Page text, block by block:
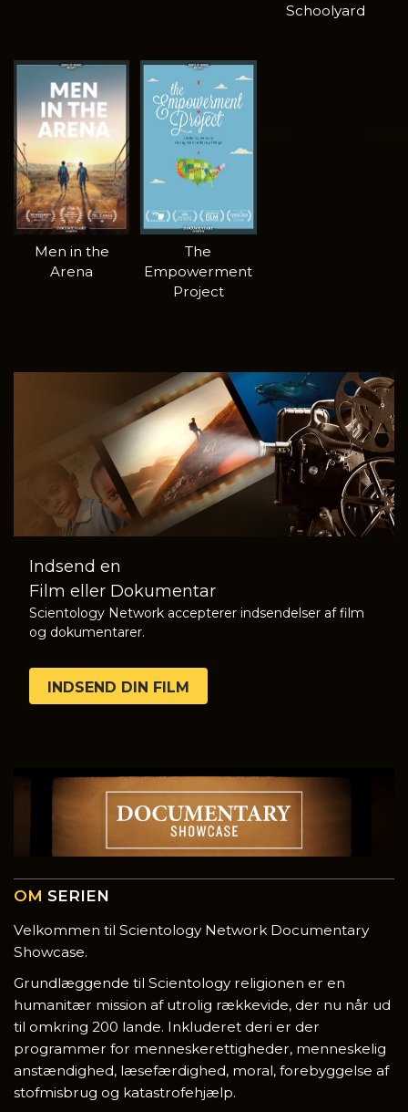
Schoolyard
Men in the
Arena
The
Empowerment
Project
Indsend en
Film eller Dokumentar
Scientology Network accepterer indsendelser af film
og dokumentarer.
INDSEND DIN FILM
OM SERIEN
Velkommen til Scientology Network Documentary
Showcase.
Grundlæggende til Scientology religionen er en
humanitær mission af utrolig rækkevide, der nu når ud
til omkring 200 lande. Inkluderet deri er der
programmer for menneskerettigheder, menneskelig
anstændighed, læsefærdighed, moral, forebyggelse af
stofmisbrug og katastrofehjælp.